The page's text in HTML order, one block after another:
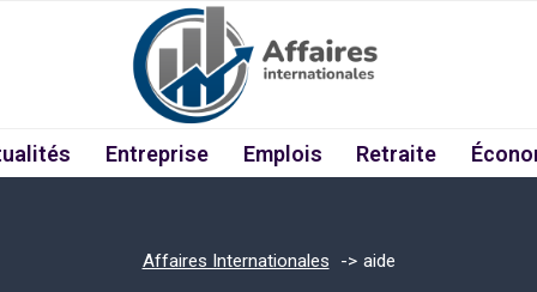
Entreprise Emplois Retraite
Affaires Internationales aide